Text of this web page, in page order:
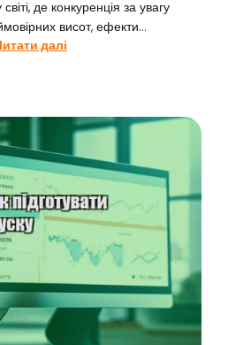
де конкуренція за увагу
висот, ефекти...
далі